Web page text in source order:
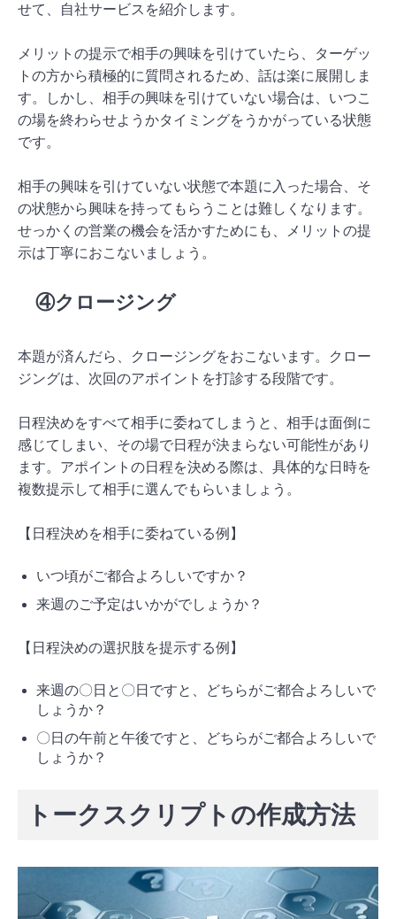
せて、自社サービスを紹介します。
メリットの提示で相手の興味を引けていたら、ターゲッ
トの方から積極的に質問されるため、話は楽に展開しま
す。しかし、相手の興味を引けていない場合は、いつこ
の場を終わらせようかタイミングをうかがっている状態
です。
相手の興味を引けていない状態で本題に入った場合、そ
の状態から興味を持ってもらうことは難しくなります。
せっかくの営業の機会を活かすためにも、メリットの提
示は丁寧におこないましょう。
④クロージング
本題が済んだら、クロージングをおこないます。クロー
ジングは、次回のアポイントを打診する段階です。
日程決めをすべて相手に委ねてしまうと、相手は面倒に
感じてしまい、その場で日程が決まらない可能性があり
ます。アポイントの日程を決める際は、具体的な日時を
複数提示して相手に選んでもらいましょう。
【日程決めを相手に委ねている例】
いつ頃がご都合よろしいですか？
来週のご予定はいかがでしょうか？
【日程決めの選択肢を提示する例】
来週の〇日と〇日ですと、どちらがご都合よろしいで
しょうか？
〇日の午前と午後ですと、どちらがご都合よろしいで
しょうか？
トークスクリプトの作成方法